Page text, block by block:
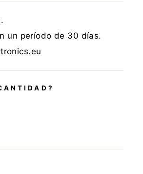
un período de 30 días.